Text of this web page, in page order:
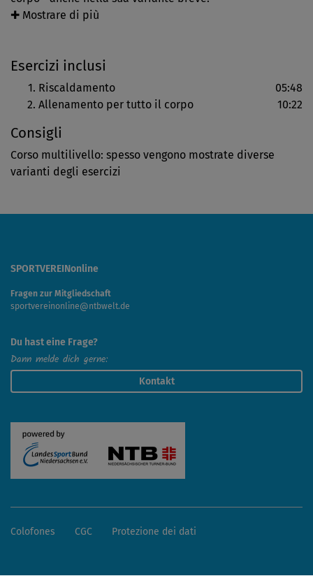
seguire c'è un blocco in piedi con esercizi i per la
resistenza muscolare, con i quali allenerai molto anche
l'equilibrio. Per alcuni esercizi ti saranno mostrate delle
Durante lo svolgimento degli esercizi presta attenzione
alla tua postura e alla tensione muscolare nella fascia
centrale - così esercizi come gli squat profondi con
particolarmente efficaci. Segui tranquillamente i tuoi
precisa è più importante del ritmo.
✚ Mostrare di più
Esercizi inclusi
Riscaldamento
05:48
Allenamento per tutto il corpo
10:22
Consigli
Corso multilivello: spesso vengono mostrate diverse
varianti degli esercizi
SPORTVEREINonline
Fragen zur Mitgliedschaft
sportvereinonline@ntbwelt.de
Du hast eine Frage?
Dann melde dich gerne:
Kontakt
Colofones CGC Protezione dei dati